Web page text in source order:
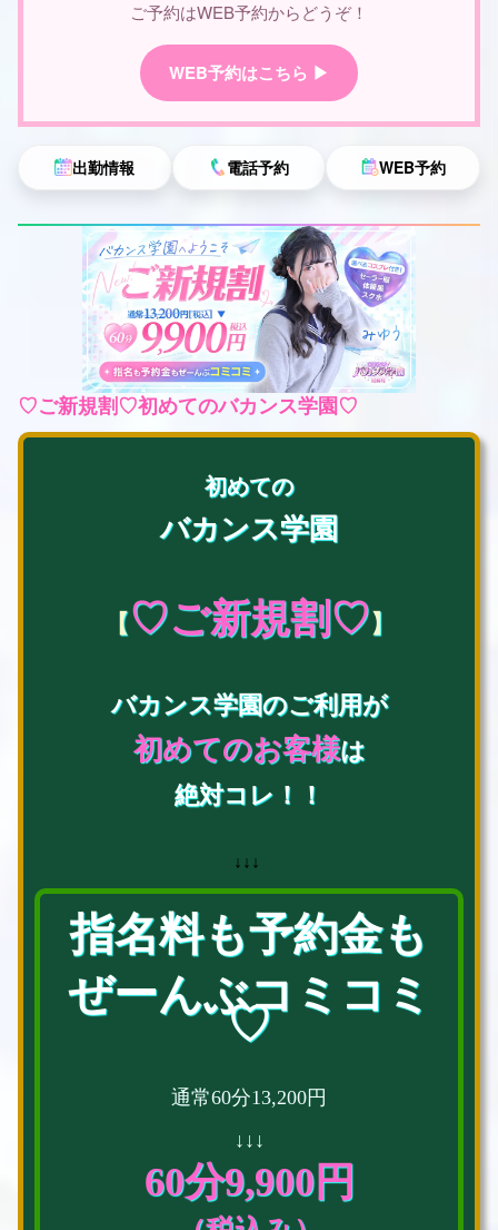
ご予約はWEB予約からどうぞ！
WEB予約はこちら ▶
出勤情報 電話予約 WEB予約
♡ご新規割♡初めてのバカンス学園♡
初めての
バカンス学園
【♡ご新規割♡】
バカンス学園のご利用が
初めてのお客様は
絶対コレ！！
↓↓↓
指名料も予約金も
ぜーんぶコミコミ
♡
通常60分13,200円
↓↓↓
60分9,900円